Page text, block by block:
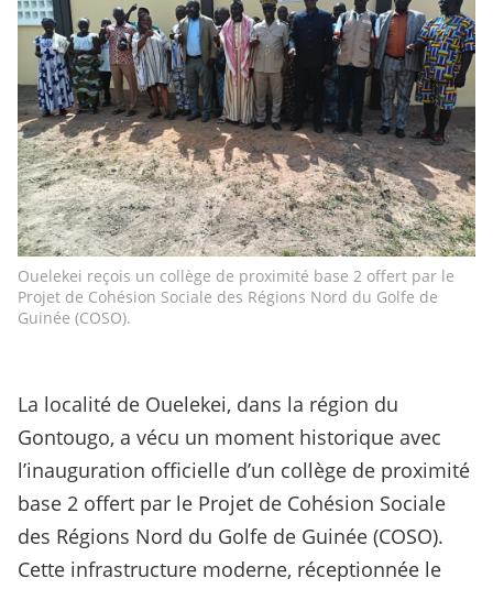
Ouelekei reçois un collège de proximité base 2 offert par le
Projet de Cohésion Sociale des Régions Nord du Golfe de
Guinée (COSO).
La localité de Ouelekei, dans la région du
Gontougo, a vécu un moment historique avec
l’inauguration officielle d’un collège de proximité
base 2 offert par le Projet de Cohésion Sociale
des Régions Nord du Golfe de Guinée (COSO).
Cette infrastructure moderne, réceptionnée le